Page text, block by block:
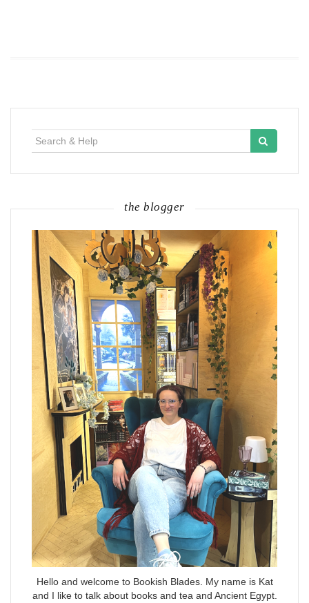
the blogger
Hello and welcome to Bookish Blades. My name is Kat
and I like to talk about books and tea and Ancient Egypt.